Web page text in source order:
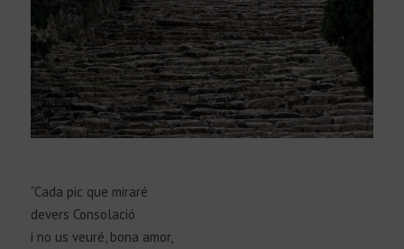
“Cada pic que miraré
devers Consolació
i no us veuré, bona amor,